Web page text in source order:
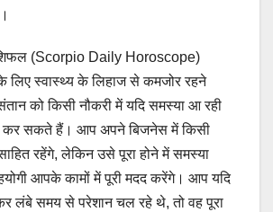
(Scorpio Daily Horoscope)
स्वास्थ्य के लिहाज से कमजोर रहने
को किसी नौकरी में यदि समस्या आ रही
कर सकते हैं। आप अपने बिजनेस में किसी
रहेंगे, लेकिन उसे पूरा होने में समस्या
आपके कामों में पूरी मदद करेंगे। आप यदि
लंबे समय से परेशान चल रहे थे, तो वह पूरा